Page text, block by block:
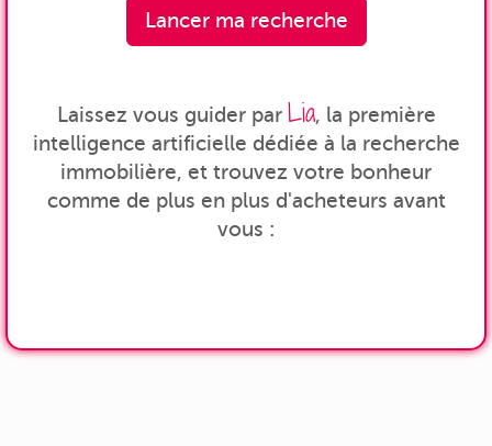
Lancer ma recherche
Laissez vous guider par Lia, la première
intelligence artificielle dédiée à la recherche
immobilière, et trouvez votre bonheur
comme de plus en plus d'acheteurs avant
vous :